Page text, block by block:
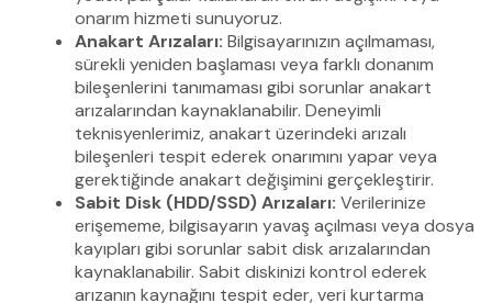
onarım hizmeti sunuyoruz.
Anakart Arızaları: Bilgisayarınızın açılmaması,
sürekli yeniden başlaması veya farklı donanım
bileşenlerini tanımaması gibi sorunlar anakart
arızalarından kaynaklanabilir. Deneyimli
teknisyenlerimiz, anakart üzerindeki arızalı
bileşenleri tespit ederek onarımını yapar veya
gerektiğinde anakart değişimini gerçekleştirir.
Sabit Disk (HDD/SSD) Arızaları: Verilerinize
erişememe, bilgisayarın yavaş açılması veya dosya
kayıpları gibi sorunlar sabit disk arızalarından
kaynaklanabilir. Sabit diskinizi kontrol ederek
arızanın kaynağını tespit eder, veri kurtarma